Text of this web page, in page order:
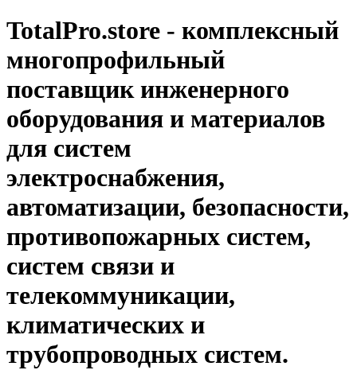
TotalPro.store - комплексный
многопрофильный
поставщик инженерного
оборудования и материалов
для систем
электроснабжения,
автоматизации, безопасности,
противопожарных систем,
систем связи и
телекоммуникации,
климатических и
трубопроводных систем.